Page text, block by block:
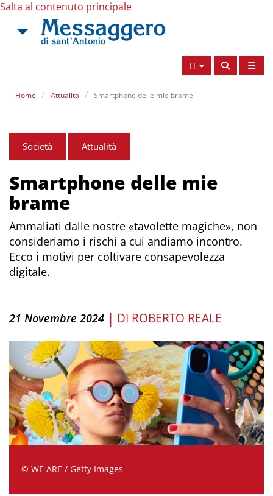
Salta al contenuto principale
IT
Home Attualità Smartphone delle mie brame
Società Attualità
Smartphone delle mie
brame
Ammaliati dalle nostre «tavolette magiche», non
consideriamo i rischi a cui andiamo incontro.
Ecco i motivi per coltivare consapevolezza
digitale.
21 Novembre 2024 | DI ROBERTO REALE
© WE ARE / Getty Images